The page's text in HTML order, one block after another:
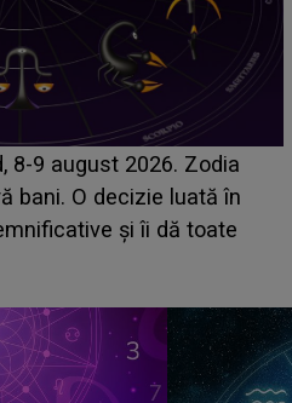
ASCUNS până
din Casa Iubirii
despre mama
eu nu te iubesc pentru